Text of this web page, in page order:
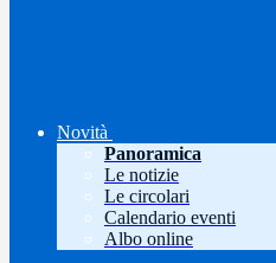
Novità
Panoramica
Le notizie
Le circolari
Calendario eventi
Albo online